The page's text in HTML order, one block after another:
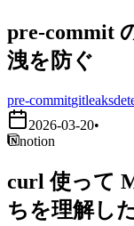
pre-commit
洩を防ぐ
pre-commitgitleaks
2026-03-20•
notion
curl 使って
ちを理解し